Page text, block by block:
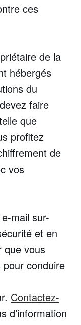
ces
de la
hébergés
du
faire
que
profitez
de
vos
mail sur-
et en
que vous
pour conduire
Contactez-
d’information